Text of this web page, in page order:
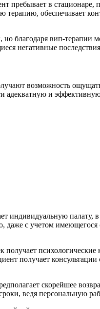
в стационаре,
обеспечивает
благодаря вип-
негативные
возможность
адекватную и
индивидуальную палату, в
даже с учетом
получает
скорейшее
ведя персональную